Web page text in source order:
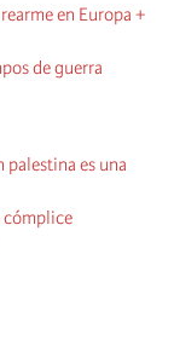
en Europa +
de guerra
es una
cómplice